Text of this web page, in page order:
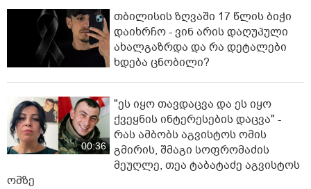
თბილისის ზღვაში 17 წლის ბიჭი
დაიხრჩო - ვინ არის დაღუპული
ახალგაზრდა და რა დეტალები
ხდება ცნობილი?
00:36
"ეს იყო თავდაცვა და ეს იყო
ქვეყნის ინტერესების დაცვა" -
რას ამბობს აგვისტოს ომის
გმირის, შმაგი სოფრომაძის
მეუღლე, თეა ტაბატაძე აგვისტოს
ომზე